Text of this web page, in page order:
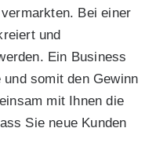
Bei einer
und
Ein Business
somit den Gewinn
mit Ihnen die
Sie neue Kunden